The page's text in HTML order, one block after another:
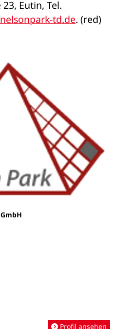
Eutin, Tel.
td.de. (red)
Profil ansehen